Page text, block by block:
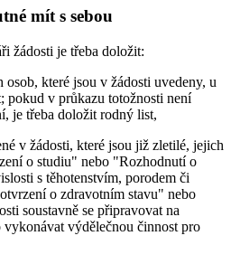
mít s sebou
žádosti je třeba doložit:
osob, které jsou v žádosti uvedeny, u
pokud v průkazu totožnosti není
je třeba doložit rodný list,
v žádosti, které jsou již zletilé, jejich
o studiu" nebo "Rozhodnutí o
s těhotenstvím, porodem či
o zdravotním stavu" nebo
soustavně se připravovat na
výdělečnou činnost pro